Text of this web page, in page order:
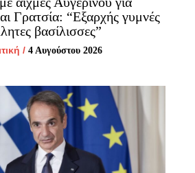
Γρατσία: “Εξαρχής γυμνές
βασίλισσες”
/ 4 Αυγούστου 2026